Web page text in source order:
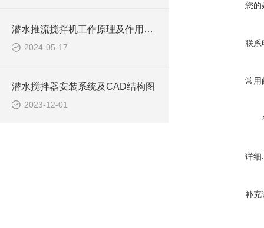
潜水推流搅拌机工作原理及作用特点、安装图、CAD结构图
2024-05-17
潜水搅拌器安装系统及CAD结构图
2023-12-01
您的
联系
常用
详细
补充